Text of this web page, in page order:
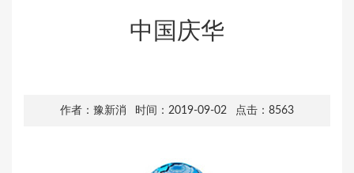
中国庆华
作者：豫新消 时间：2019-09-02 点击：8563